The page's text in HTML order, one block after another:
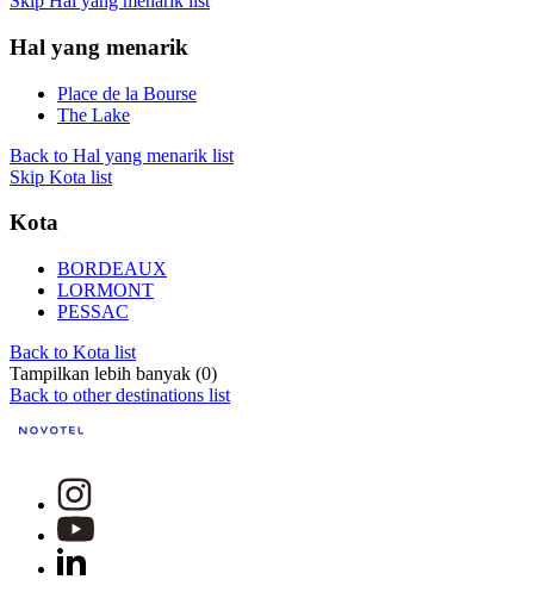
Hal yang menarik
Place de la Bourse
The Lake
Back to Hal yang menarik list
Skip Kota list
Kota
BORDEAUX
LORMONT
PESSAC
Back to Kota list
Tampilkan lebih banyak (0)
Back to other destinations list